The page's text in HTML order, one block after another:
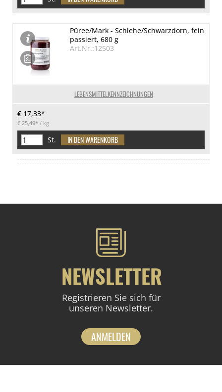
LEBENSMITTELKENNZEICHNUNGEN
Püree/Mark - Schlehe/Schwarzdorn, fein
passiert, 680 g
Art.Nr.:12503
€ 17,33*
€ 25,49* / kg
St.
NEWSLETTER
Registrieren Sie sich für
unseren Newsletter.
ANMELDEN